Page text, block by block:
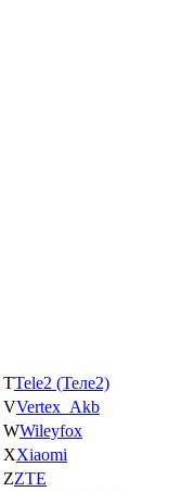
TTele2 (Теле2)
VVertex_Akb
WWileyfox
XXiaomi
ZZTE